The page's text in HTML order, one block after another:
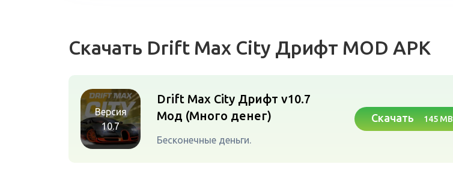
Скачать Drift Max City Дрифт MOD APK
Версия
10.7
Drift Max City Дрифт v10.7
Мод (Много денег)
Бесконечные деньги.
Скачать 145 MB